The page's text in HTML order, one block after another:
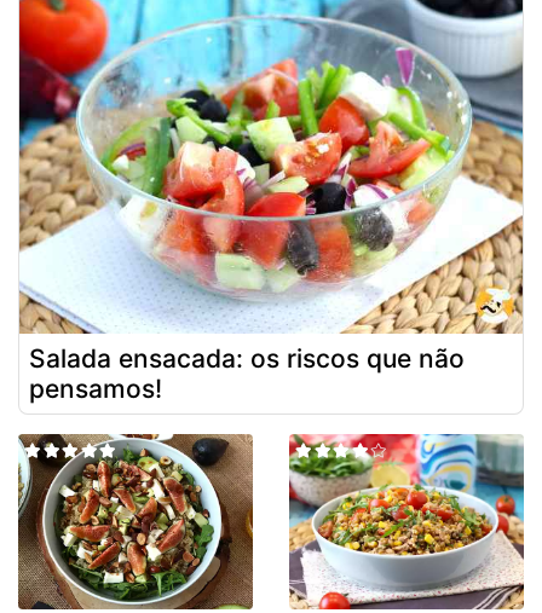
Salada ensacada: os riscos que não
pensamos!